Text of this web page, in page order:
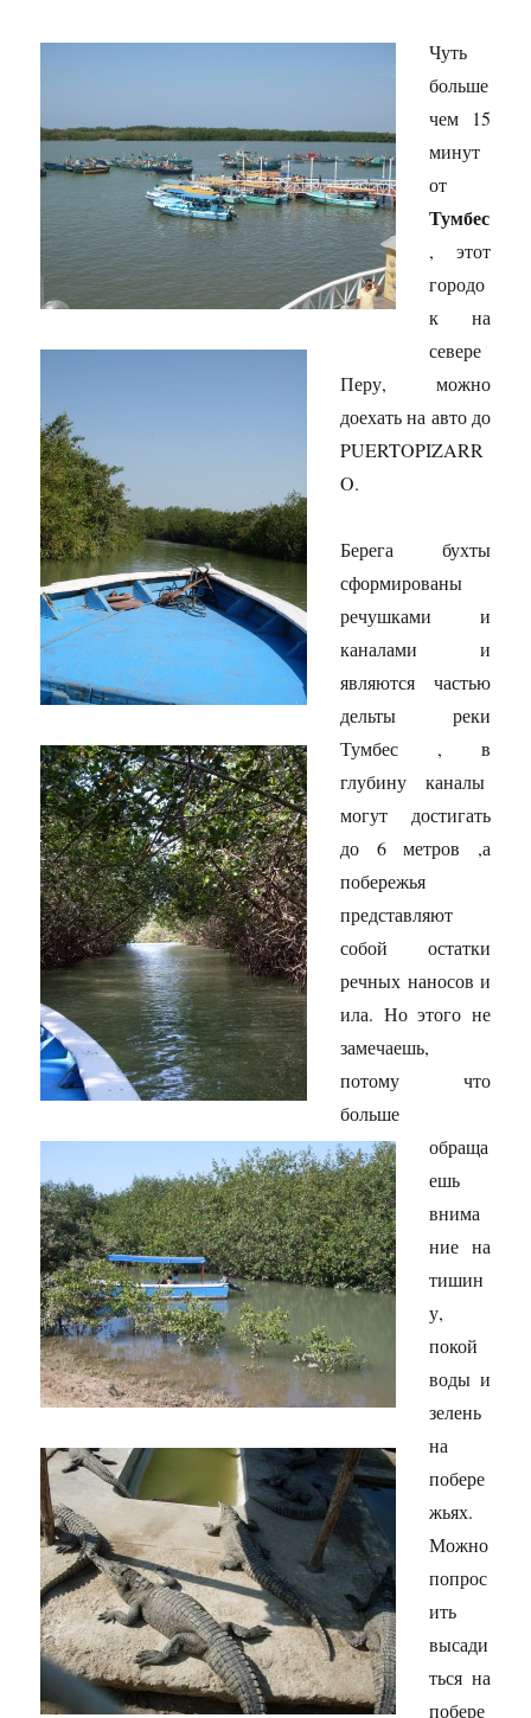
Чуть
больше
чем 15
минут
от
Тумбес
, этот
городо
к на
севере
Перу, можно
доехать на авто до
PUERTOPIZARR
O.
Берега бухты
сформированы
речушками и
каналами
и
являются частью
дельты реки
Тумбес , в
глубину каналы
могут достигать
до 6 метров ,а
побережья
представляют
собой остатки
речных наносов и
ила. Но этого не
замечаешь,
потому что
больше
обраща
ешь
внима
ние на
тишин
у,
покой
воды и
зелень
на
побере
жьях.
Можно
попрос
ить
высади
ться на
побере